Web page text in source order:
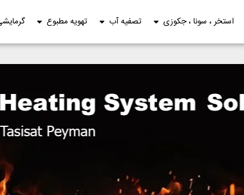
استخر ، سونا ، جکوزی تصفیه آب تهویه مطبوع